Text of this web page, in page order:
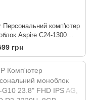
Персональний комп'ютер
Aspire C24-1300
FHD, AMD R5-7520U,
F512GB, UMA, WiFi,
без ОС, чорний
грн